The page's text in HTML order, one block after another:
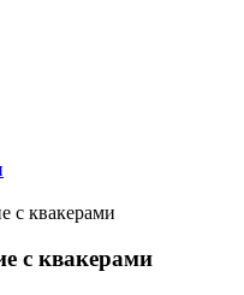
с квакерами
с квакерами